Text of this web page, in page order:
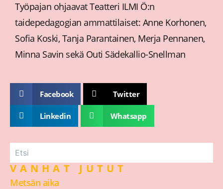
Työpajan ohjaavat Teatteri ILMI Ö:n
taidepedagogian ammattilaiset: Anne Korhonen,
Sofia Koski, Tanja Parantainen, Merja Pennanen,
Minna Savin sekä Outi Sädekallio-Snellman
Facebook Twitter
Linkedin Whatsapp
VANHAT JUTUT
Metsän aika